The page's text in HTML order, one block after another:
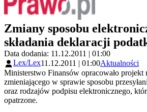
Zmiany sposobu
składania deklaracji
Data dodania: 11.12.2011 | 01:00
Lex/Lex11.12.2011 | 01:00Aktualności
Ministerstwo Finansów opracowało projekt
zmieniającego w sprawie sposobu
oraz rodzajów podpisu elektronicznego,
opatrzone.